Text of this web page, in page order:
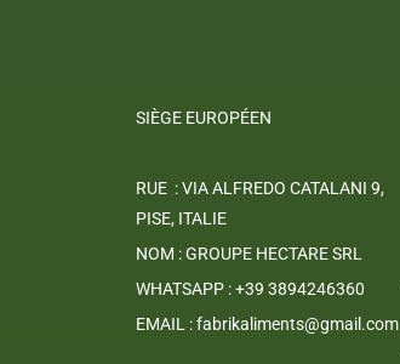
SIÈGE EUROPÉEN
RUE : VIA ALFREDO CATALANI 9,
PISE, ITALIE
NOM : GROUPE HECTARE SRL
WHATSAPP : +39 3894246360
EMAIL : fabrikaliments@gmail.com